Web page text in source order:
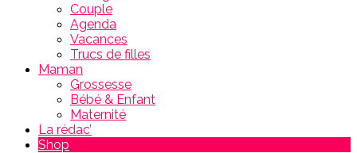
Couple
Agenda
Vacances
Trucs de filles
Maman
Grossesse
Bébé & Enfant
Maternité
La rédac’
Shop